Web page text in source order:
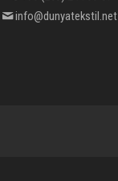
info@dunyatekstil.net